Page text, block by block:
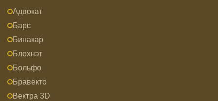
Адвокат
Барс
Бинакар
Блохнэт
Больфо
Бравекто
Вектра 3D